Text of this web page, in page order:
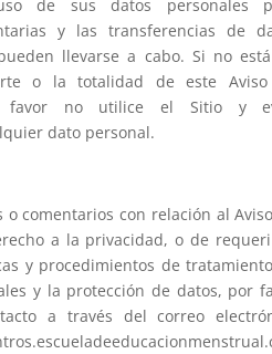
de sus datos personales
y las transferencias de
llevarse a cabo. Si no
o la totalidad de este
favor no utilice el Sitio y
dato personal.
o comentarios con relación al
a la privacidad, o de
y procedimientos de
y la protección de datos, por
a través del correo